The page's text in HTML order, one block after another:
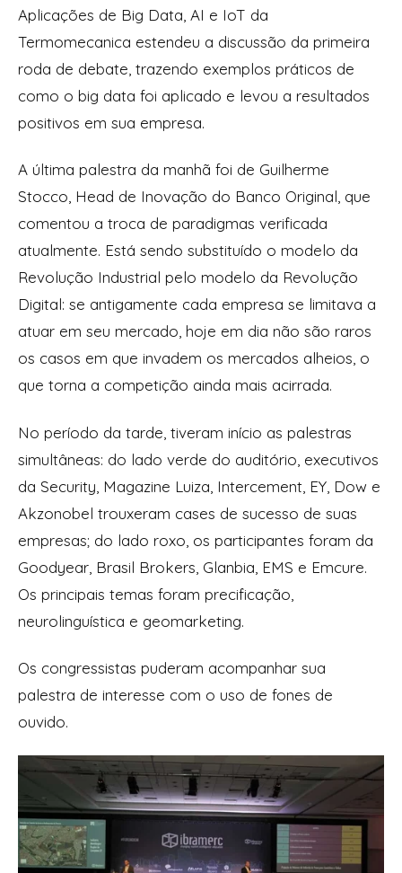
Aplicações de Big Data, AI e IoT da
Termomecanica estendeu a discussão da primeira
roda de debate, trazendo exemplos práticos de
como o big data foi aplicado e levou a resultados
positivos em sua empresa.
A última palestra da manhã foi de Guilherme
Stocco, Head de Inovação do Banco Original, que
comentou a troca de paradigmas verificada
atualmente. Está sendo substituído o modelo da
Revolução Industrial pelo modelo da Revolução
Digital: se antigamente cada empresa se limitava a
atuar em seu mercado, hoje em dia não são raros
os casos em que invadem os mercados alheios, o
que torna a competição ainda mais acirrada.
No período da tarde, tiveram início as palestras
simultâneas: do lado verde do auditório, executivos
da Security, Magazine Luiza, Intercement, EY, Dow e
Akzonobel trouxeram cases de sucesso de suas
empresas; do lado roxo, os participantes foram da
Goodyear, Brasil Brokers, Glanbia, EMS e Emcure.
Os principais temas foram precificação,
neurolinguística e geomarketing.
Os congressistas puderam acompanhar sua
palestra de interesse com o uso de fones de
ouvido.